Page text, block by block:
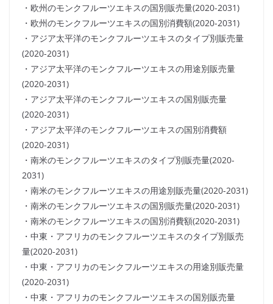
・欧州のモンクフルーツエキスの国別販売量(2020-2031)
・欧州のモンクフルーツエキスの国別消費額(2020-2031)
・アジア太平洋のモンクフルーツエキスのタイプ別販売量
(2020-2031)
・アジア太平洋のモンクフルーツエキスの用途別販売量
(2020-2031)
・アジア太平洋のモンクフルーツエキスの国別販売量
(2020-2031)
・アジア太平洋のモンクフルーツエキスの国別消費額
(2020-2031)
・南米のモンクフルーツエキスのタイプ別販売量(2020-
2031)
・南米のモンクフルーツエキスの用途別販売量(2020-2031)
・南米のモンクフルーツエキスの国別販売量(2020-2031)
・南米のモンクフルーツエキスの国別消費額(2020-2031)
・中東・アフリカのモンクフルーツエキスのタイプ別販売
量(2020-2031)
・中東・アフリカのモンクフルーツエキスの用途別販売量
(2020-2031)
・中東・アフリカのモンクフルーツエキスの国別販売量